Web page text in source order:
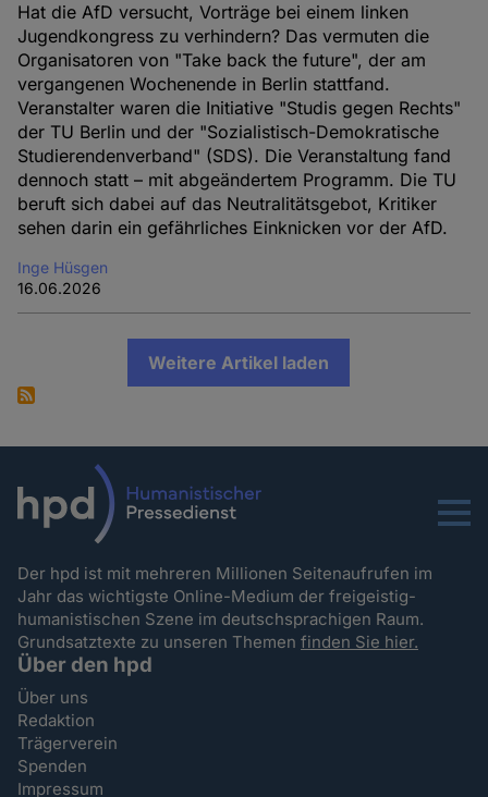
Hat die AfD versucht, Vorträge bei einem linken
Jugendkongress zu verhindern? Das vermuten die
Organisatoren von "Take back the future", der am
vergangenen Wochenende in Berlin stattfand.
Veranstalter waren die Initiative "Studis gegen Rechts"
der TU Berlin und der "Sozialistisch-Demokratische
Studierendenverband" (SDS). Die Veranstaltung fand
dennoch statt – mit abgeändertem Programm. Die TU
beruft sich dabei auf das Neutralitätsgebot, Kritiker
sehen darin ein gefährliches Einknicken vor der AfD.
Inge Hüsgen
16.06.2026
Weitere Artikel laden
Menu
Der hpd ist mit mehreren Millionen Seitenaufrufen im
Jahr das wichtigste Online-Medium der freigeistig-
humanistischen Szene im deutschsprachigen Raum.
Grundsatztexte zu unseren Themenfinden Sie hier.
Über den hpd
Über uns
Redaktion
Trägerverein
Spenden
Impressum